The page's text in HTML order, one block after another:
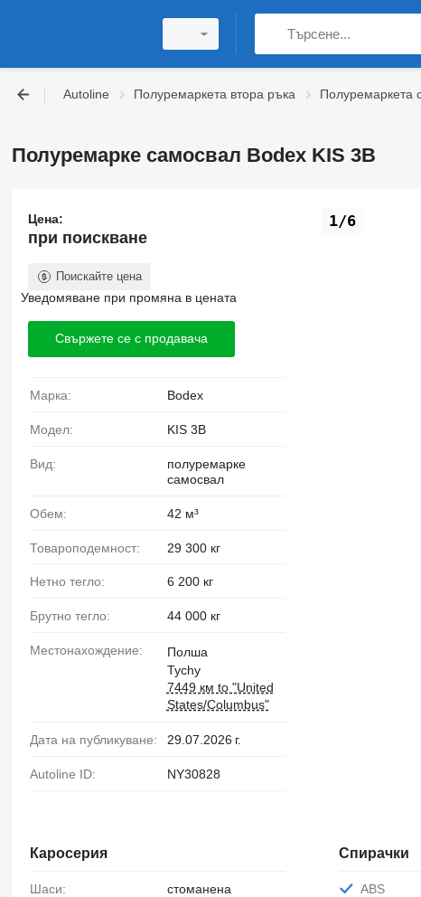
Autoline Полуремаркета втора ръка Полуремаркета
Полуремарке самосвал Bodex KIS 3B
1/6
Цена:
при поискване
Поискайте цена
Уведомяване при промяна в цената
Свържете се с продавача
Марка: Bodex
Модел: KIS 3B
Вид:
полуремарке
самосвал
Обем: 42 м³
Товароподемност: 29 300 кг
Нетно тегло: 6 200 кг
Брутно тегло: 44 000 кг
Местонахождение:
Полша
Tychy
7449 км to "United
States/Columbus"
Дата на публикуване: 29.07.2026 г.
Autoline ID: NY30828
Каросерия
Шаси: стоманена
Спирачки
ABS